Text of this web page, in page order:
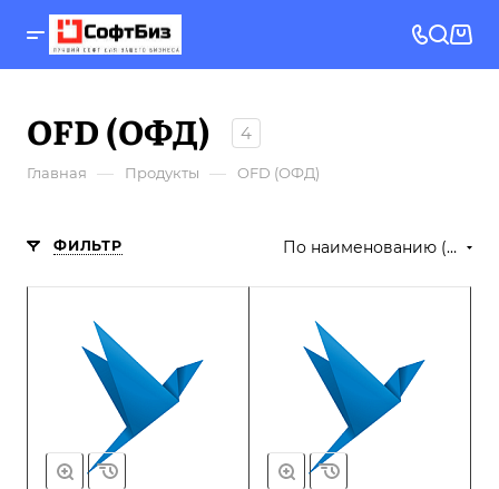
OFD (ОФД) 4
Главная — Продукты — OFD (ОФД)
ФИЛЬТР По наименованию (А-Я)